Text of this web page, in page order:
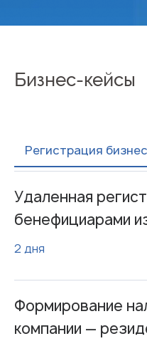
Бизнес-кейсы
Регистрация
Удаленная
бенефициарами
2 дня
Формирование
компании —